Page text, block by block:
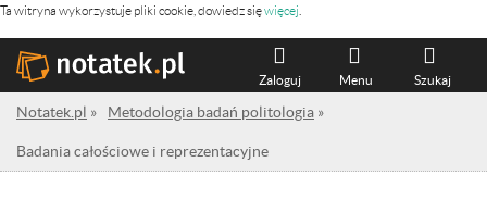
Ta witryna wykorzystuje pliki cookie, dowiedz sięwięcej
Szukaj
Menu
Zaloguj
Notatek.pl » Metodologia badań politologia »
Badania całościowe i reprezentacyjne